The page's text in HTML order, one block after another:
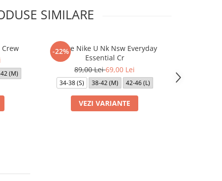
SIMILARE
Crew
(M)
-22%
Sosete Nike U Nk Nsw Everyday
Essential Cr
89,00 Lei69,00 Lei
34-38 (S) 38-42 (M) 42-46 (L)
VEZI VARIANTE